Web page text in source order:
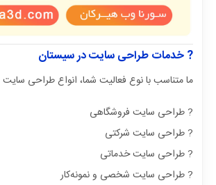
? خدمات طراحی سایت در سیستان
ما متناسب با نوع فعالیت شما، انواع طراحی سایت
? طراحی سایت فروشگاهی
? طراحی سایت شرکتی
? طراحی سایت خدماتی
? طراحی سایت شخصی و نمونه‌کار